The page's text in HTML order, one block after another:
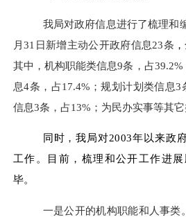
我局对政府信息进行了梳理和
月31日新增主动公开政府信息23条
其中，机构职能类信息9条，占
息4条，占17.4%；规划计划类信息
信息3条，占13%；为民办实事等其它
同时，我局对2003年以来政
工作。目前，梳理和公开工作进
毕。
一是公开的机构职能和人事类